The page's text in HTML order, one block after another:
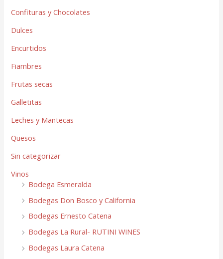
Confituras y Chocolates
Dulces
Encurtidos
Fiambres
Frutas secas
Galletitas
Leches y Mantecas
Quesos
Sin categorizar
Vinos
Bodega Esmeralda
Bodegas Don Bosco y California
Bodegas Ernesto Catena
Bodegas La Rural- RUTINI WINES
Bodegas Laura Catena